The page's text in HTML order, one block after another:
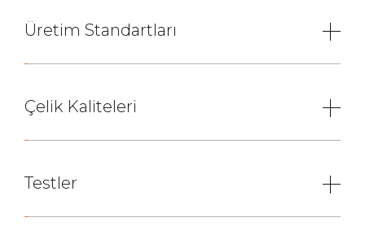
Üretim Standartları
Çelik Kaliteleri
Testler